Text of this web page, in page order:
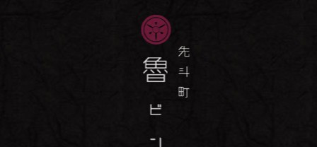
京都・先斗町の京料理・和食
「魯ビン（ろびん）」の公式ブ
京都・先斗町の京町家で美味しい季節
の京料理・和食が自慢の「魯ビン（ろ
びん）」がお店からのお知らせや、お
料理について最新情報をおとどけしま